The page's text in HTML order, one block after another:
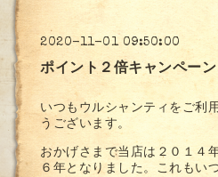
2020-11-01 09:50:00
ポイント２倍キャンペーン
いつもウルシャンティをご利
うございます。
おかげさまで当店は２０１４
６年となりました。これもい